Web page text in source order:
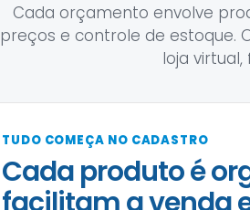
Cada orçamento envolve
preços e controle de estoque.
loja
TUDO COMEÇA NO CADASTRO
Cada produto é
facilitam a venda